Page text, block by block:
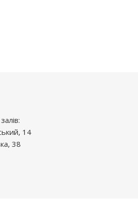
14
38